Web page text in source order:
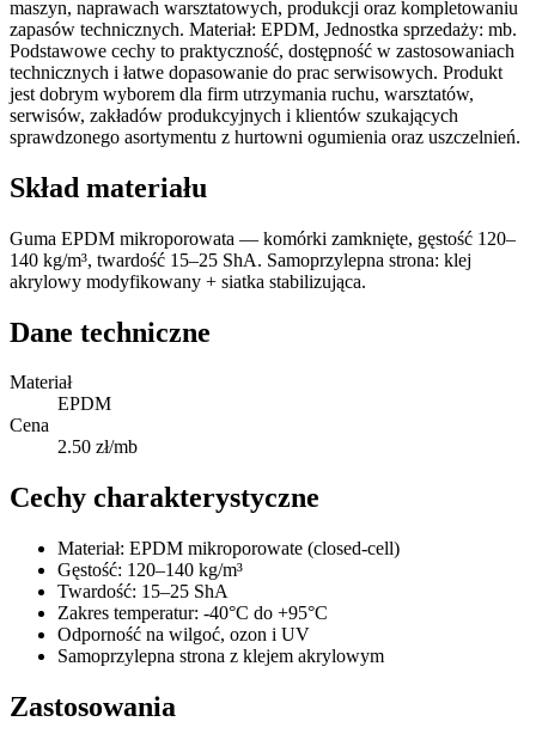
maszyn, naprawach warsztatowych, produkcji oraz kompletowaniu
zapasów technicznych. Materiał: EPDM, Jednostka sprzedaży: mb.
Podstawowe cechy to praktyczność, dostępność w zastosowaniach
technicznych i łatwe dopasowanie do prac serwisowych. Produkt
jest dobrym wyborem dla firm utrzymania ruchu, warsztatów,
serwisów, zakładów produkcyjnych i klientów szukających
sprawdzonego asortymentu z hurtowni ogumienia oraz uszczelnień.
Skład materiału
Guma EPDM mikroporowata — komórki zamknięte, gęstość 120–
140 kg/m³, twardość 15–25 ShA. Samoprzylepna strona: klej
akrylowy modyfikowany + siatka stabilizująca.
Dane techniczne
Materiał
EPDM
Cena
2.50 zł/mb
Cechy charakterystyczne
Materiał: EPDM mikroporowate (closed-cell)
Gęstość: 120–140 kg/m³
Twardość: 15–25 ShA
Zakres temperatur: -40°C do +95°C
Odporność na wilgoć, ozon i UV
Samoprzylepna strona z klejem akrylowym
Zastosowania